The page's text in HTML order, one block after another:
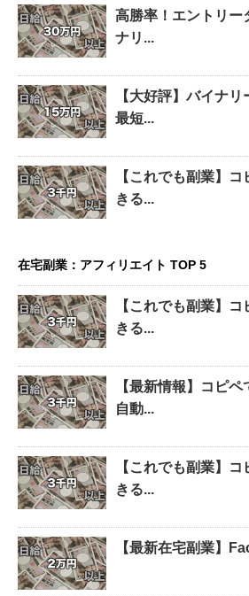
高勝率！エントリー
ナリ...
【大好評】バイナ
最短...
【これでも副業】
きる...
在宅副業：アフィリエイト TOP 5
【これでも副業】
きる...
【最新情報】コピ
自動...
【これでも副業】
きる...
【最新在宅副業】